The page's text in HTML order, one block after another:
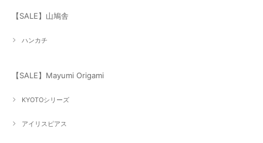
【SALE】山鳩舎
ハンカチ
【SALE】Mayumi Origami
KYOTOシリーズ
アイリスピアス